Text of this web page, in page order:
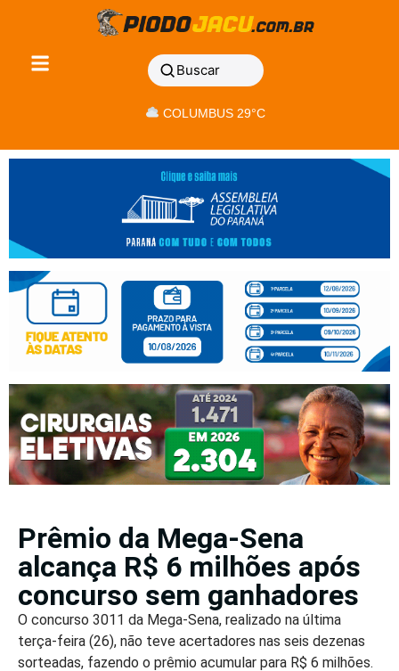
Buscar
COLUMBUS 29°C
Prêmio da Mega-Sena
alcança R$ 6 milhões após
concurso sem ganhadores
O concurso 3011 da Mega-Sena, realizado na última
terça-feira (26), não teve acertadores nas seis dezenas
sorteadas, fazendo o prêmio acumular para R$ 6 milhões.